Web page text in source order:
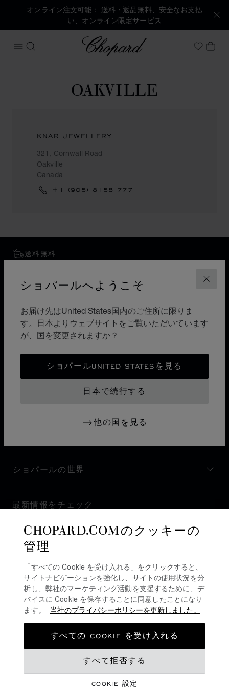
閉じる
ショパールへようこそ
お届け先はUnited States国内のご住所に限りま
す。日本よりウェブサイトをご覧いただいています
が、国を変更されますか？
ショパールUNITED STATESを見る
日本で続行する
他の国を見る
オンライン注文可能： 送料・返品無料、安全なお支払
い、オンライン限定サービス
メニューを開く
検索する
Chopard
Myマ
OAKVILLE
KNAR JEWELLERY
321, Cornwall Road
Oakville
Canada
+1 (905) 8158 777
送料無料
ホーム ブティックを検索 すべてのブティック
北米 カナダ
日本
ローカリゼーション (国の変更)
国の変更
ショパールの世界
最新情報をチェック
ニュースレターを購読
プライバシーポリシー
クッキーポリシー
ご利用規約
CHOPARD.COMのクッキーの
管理
「すべての Cookie を受け入れる」をクリックすると、
サイトナビゲーションを強化し、サイトの使用状況を分
析し、弊社のマーケティング活動を支援するために、デ
バイスに Cookie を保存することに同意したことになり
ます。
当社のプライバシーポリシーを更新しました。
COOKIE 設定
すべて拒否する
すべての COOKIE を受け入れる